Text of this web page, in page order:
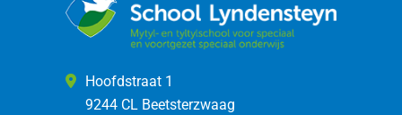
Hoofdstraat 1
9244 CL Beetsterzwaag